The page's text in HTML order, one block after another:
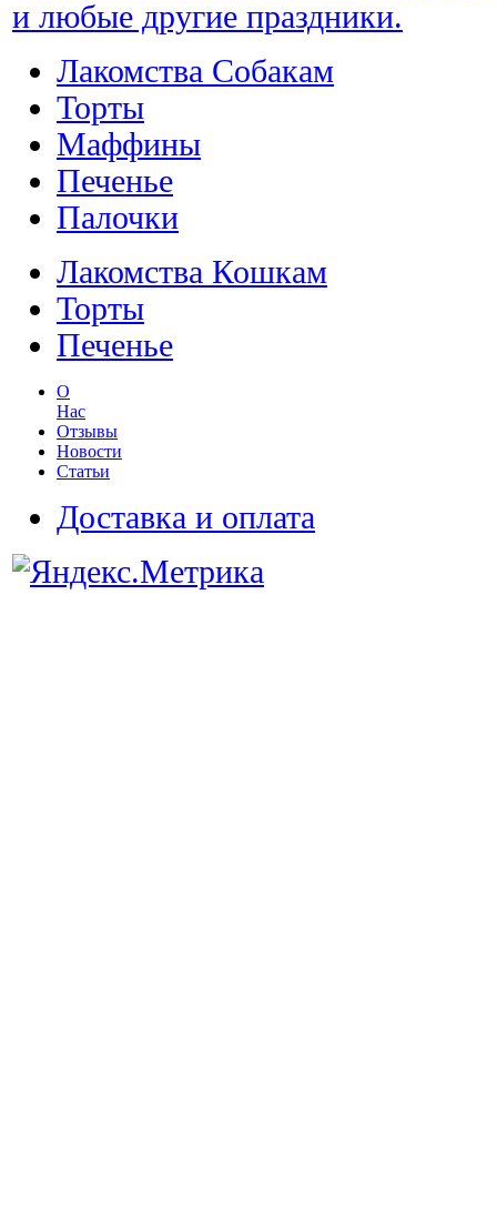
Лакомства Собакам
Торты
Маффины
Печенье
Палочки
Лакомства Кошкам
Торты
Печенье
О
Нас
Отзывы
Новости
Статьи
Доставка и оплата